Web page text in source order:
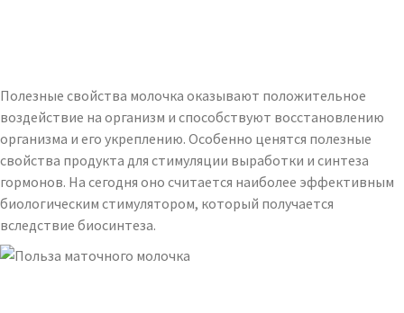
Полезные свойства молочка оказывают положительное
воздействие на организм и способствуют восстановлению
организма и его укреплению. Особенно ценятся полезные
свойства продукта для стимуляции выработки и синтеза
гормонов. На сегодня оно считается наиболее эффективным
биологическим стимулятором, который получается
вследствие биосинтеза.